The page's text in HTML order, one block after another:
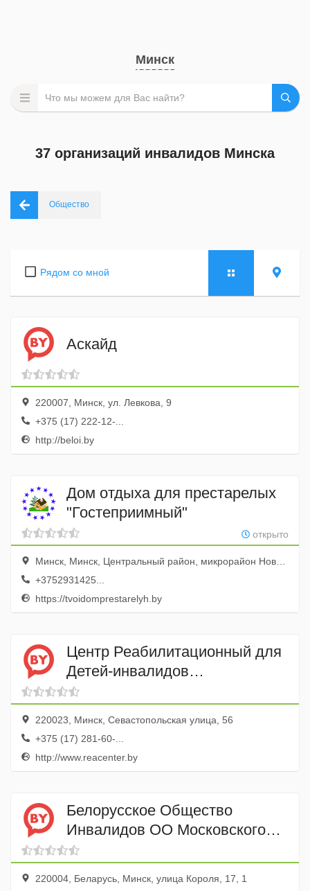
Минск
37 организаций инвалидов Минска
Общество
Рядом со мной
Аскайд
220007, Минск, ул. Левкова, 9
+375 (17) 222-12-...
http://beloi.by
Дом отдыха для престарелых
"Гостеприимный"
открыто
Минск, Минск, Центральный район, микрорайон Новинки, 2-й Марусинский переулок, 8, Гостеприимный
+3752931425...
https://tvoidomprestarelyh.by
Центр Реабилитационный для
Детей-инвалидов
Республиканский ГУ
220023, Минск, Севастопольская улица, 56
+375 (17) 281-60-...
http://www.reacenter.by
Белорусское Общество
Инвалидов ОО Московского
Районна Минска
220004, Беларусь, Минск, улица Короля, 17, 1